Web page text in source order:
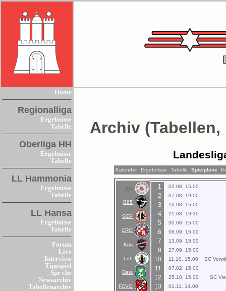
Home
Regionalliga
Ergebnisse
Tabelle
Oberliga HH
Ergebnisse
Tabelle
LL Hammonia
Ergebnisse
Tabelle
LL Hansa
Ergebnisse
Tabelle
Forum
Live
Interview
Tippspiel
Spr che
Newsarchiv
Tabellenarchiv
Archiv
Kalender Ergebnisse Tabelle Spielpläne
Ela
B85
SCP
CRO
Kos
Loh
Ders
FCVO
1 02.08. 15.00
2 07.08. 19.00
3 16.08. 15.00
4 21.08. 19.30
5 30.08. 15.00
6 06.09. 15.00
7 13.09. 15.00
9 27.09. 15.00
10 11.10. 15.00 SC
11 07.02. 15.00
12 25.10. 15.00 SC
13 01.11. 14.00